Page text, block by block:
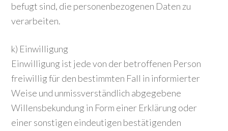
befugt sind, die personenbezogenen Daten zu
verarbeiten.
k) Einwilligung
Einwilligung ist jede von der betroffenen Person
freiwillig für den bestimmten Fall in informierter
Weise und unmissverständlich abgegebene
Willensbekundung in Form einer Erklärung oder
einer sonstigen eindeutigen bestätigenden